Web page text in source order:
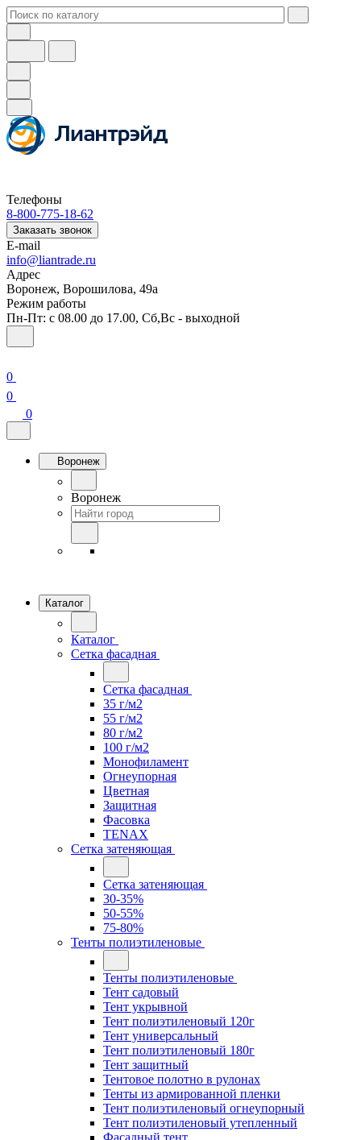
Телефоны
8-800-775-18-62
Заказать звонок
E-mail
info@liantrade.ru
Адрес
Воронеж, Ворошилова, 49а
Режим работы
Пн-Пт: c 08.00 до 17.00, Cб,Вс - выходной
0
0
0
Воронеж
Воронеж
Каталог
Каталог
Сетка фасадная
Сетка фасадная
35 г/м2
55 г/м2
80 г/м2
100 г/м2
Монофиламент
Огнеупорная
Цветная
Защитная
Фасовка
TENAX
Сетка затеняющая
Сетка затеняющая
30-35%
50-55%
75-80%
Тенты полиэтиленовые
Тенты полиэтиленовые
Тент садовый
Тент укрывной
Тент полиэтиленовый 120г
Тент универсальный
Тент полиэтиленовый 180г
Тент защитный
Тентовое полотно в рулонах
Тенты из армированной пленки
Тент полиэтиленовый огнеупорный
Тент полиэтиленовый утепленный
Фасадный тент